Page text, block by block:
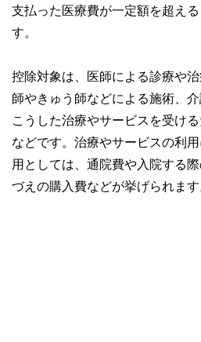
支払った医療費が一定額を超え
す。
控除対象は、医師による診療や
師やきゅう師などによる施術、
こうした治療やサービスを受け
などです。治療やサービスの利
用としては、通院費や入院する
づえの購入費などが挙げられます